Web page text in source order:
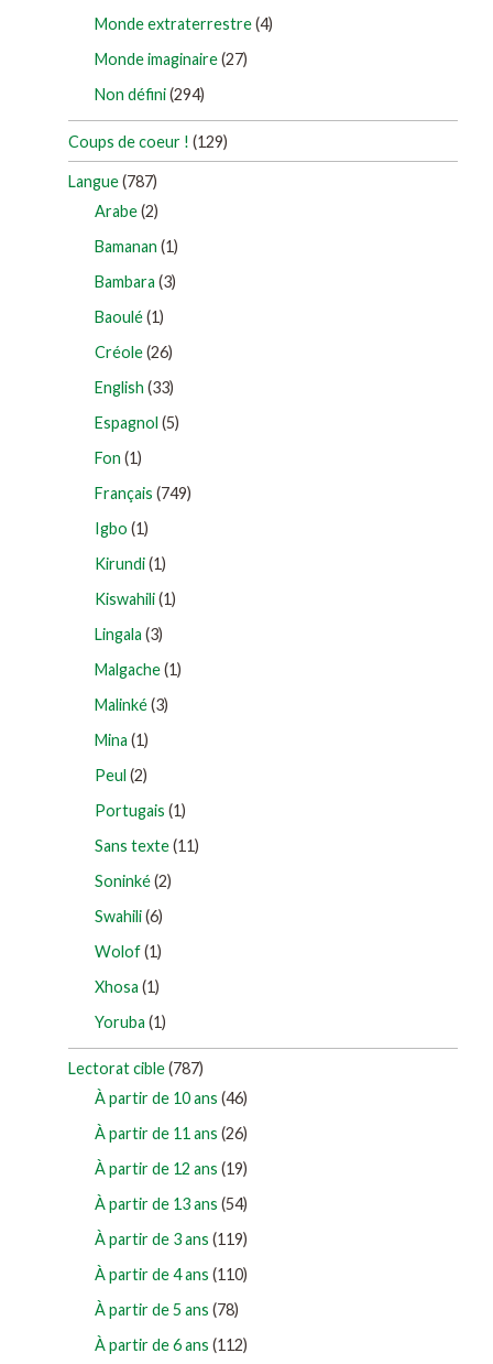
Monde extraterrestre(4)
Monde imaginaire(27)
Non défini(294)
Coups de coeur ! (129)
Langue(787)
Arabe(2)
Bamanan (1)
Bambara (3)
Baoulé(1)
Créole(26)
English (33)
Espagnol (5)
Fon (1)
Français (749)
Igbo (1)
Kirundi(1)
Kiswahili(1)
Lingala (3)
Malgache(1)
Malinké(3)
Mina (1)
Peul (2)
Portugais (1)
Sans texte(11)
Soninké(2)
Swahili(6)
Wolof(1)
Xhosa (1)
Yoruba (1)
Lectorat cible(787)
À partir de 10 ans (46)
À partir de 11 ans (26)
À partir de 12 ans (19)
À partir de 13 ans (54)
À partir de 3 ans (119)
À partir de 4 ans (110)
À partir de 5 ans (78)
À partir de 6 ans (112)